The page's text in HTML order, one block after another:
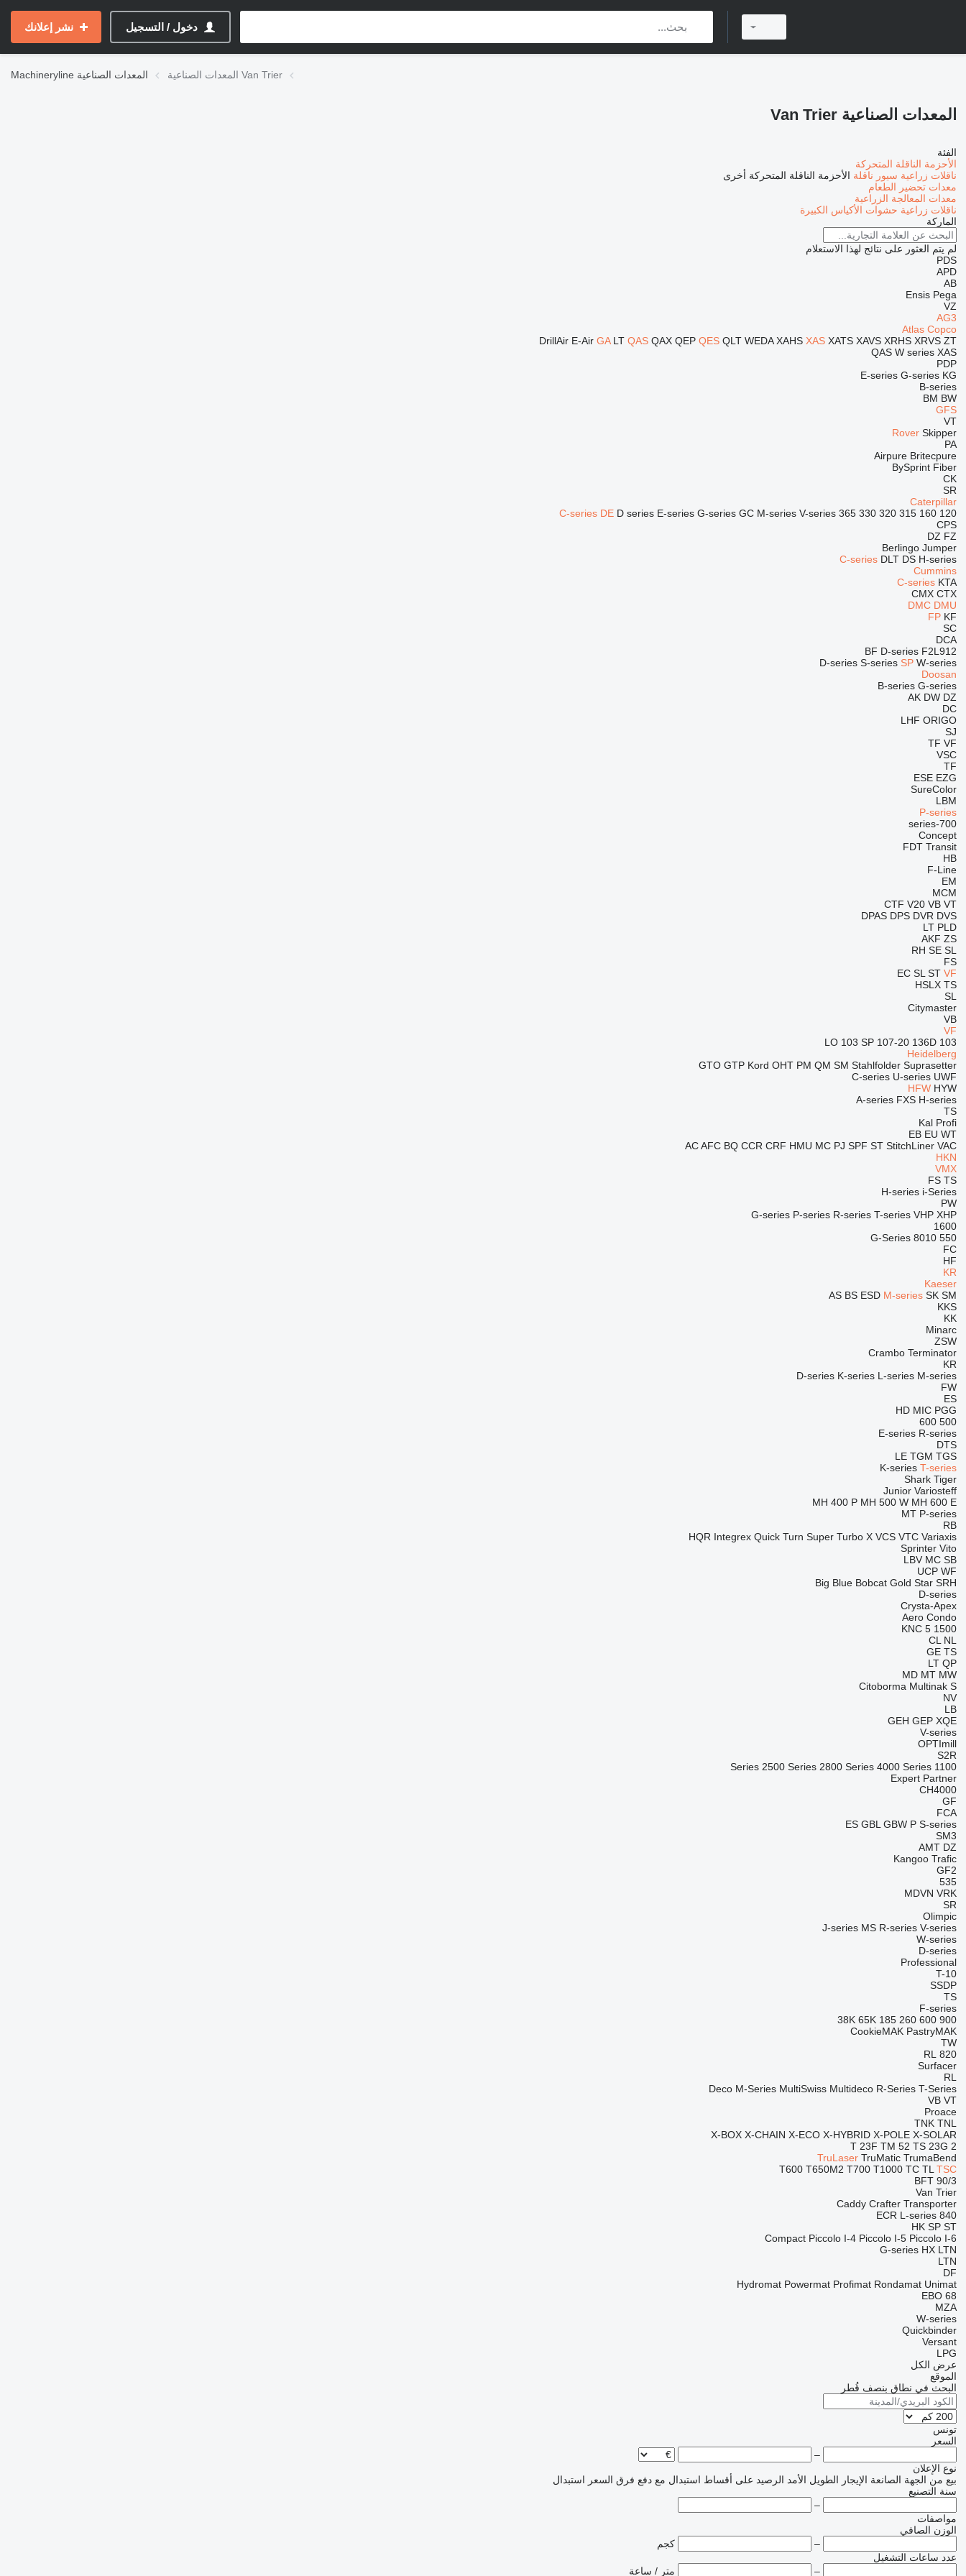
دخول / التسجيل نشر إعلانك
Machineryline المعدات الصناعية المعدات الصناعية Van Trier
المعدات الصناعية Van Trier
الفئة
الأحزمة الناقلة المتحركة
ناقلات زراعية سيور ناقلة الأحزمة الناقلة المتحركة أخرى
معدات تحضير الطعام
معدات المعالجة الزراعية
ناقلات زراعية حشوات الأكياس الكبيرة
الماركة
لم يتم العثور على نتائج لهذا الاستعلام
PDS
APD
AB
Ensis Pega
VZ
AG3
Atlas Copco
DrillAir E-Air GA LT QAS QAX QEP QES QLT WEDA XAHS XAS XATS XAVS XRHS XRVS ZT
QAS W series XAS
PDP
E-series G-series KG
B-series
BM BW
GFS
VT
Rover Skipper
PA
Airpure Britecpure
BySprint Fiber
CK
SR
Caterpillar
120
160
315
320
330
365
C-series DE D series E-series G-series GC M-series V-series
CPS
DZ FZ
Berlingo Jumper
C-series DLT DS H-series
Cummins
C-series KTA
CMX CTX
DMC DMU
FP KF
SC
DCA
BF D-series F2L912
D-series S-series SP W-series
Doosan
B-series G-series
AK DW DZ
DC
LHF ORIGO
SJ
TF VF
VSC
TF
ESE EZG
SureColor
LBM
P-series
700-series
Concept
FDT Transit
HB
F-Line
EM
MCM
CTF V20 VB VT
DPAS DPS DVR DVS
LT PLD
AKF ZS
RH SE SL
FS
EC SL ST VF
HSLX TS
SL
Citymaster
VB
VF
103 LO
103 SP 107-20 136D
Heidelberg
GTO GTP Kord OHT PM QM SM Stahlfolder Suprasetter
C-series U-series UWF
HFW HYW
A-series FXS H-series
TS
Kal Profi
EB EU WT
AC AFC BQ CCR CRF HMU MC PJ SPF ST StitchLiner VAC
HKN
VMX
FS TS
H-series i-Series
PW
G-series P-series R-series T-series VHP XHP
1600
550
8010
G-Series
FC
HF
KR
Kaeser
AS BS ESD M-series SK SM
KKS
KK
Minarc
ZSW
Crambo Terminator
KR
D-series K-series L-series M-series
FW
ES
HD MIC PGG
500
600
E-series R-series
DTS
LE TGM TGS
K-series T-series
Shark Tiger
Junior Variosteff
MH 400 P MH 500 W MH 600 E
MT P-series
RB
HQR Integrex Quick Turn Super Turbo X VCS VTC Variaxis
Sprinter Vito
LBV MC SB
UCP WF
Big Blue Bobcat Gold Star SRH
D-series
Crysta-Apex
Aero Condo
KNC 5 1500
CL NL
GE TS
LT QP
MD MT MW
Citoborma Multinak S
NV
LB
GEH GEP XQE
V-series
OPTImill
S2R
1100 Series
2500 Series 2800 Series 4000 Series
Expert Partner
CH4000
GF
FCA
ES GBL GBW P S-series
SM3
AMT DZ
Kangoo Trafic
GF2
535
MDVN VRK
SR
Olimpic
J-series MS R-series V-series
W-series
D-series
Professional
T-10
SSDP
TS
F-series
38K 65K 185 260 600 900
CookieMAK PastryMAK
TW
820
RL
Surfacer
RL
Deco M-Series MultiSwiss Multideco R-Series T-Series
VB VT
Proace
TNK TNL
X-BOX X-CHAIN X-ECO X-HYBRID X-POLE X-SOLAR
T 23F TM 52 TS 23G 2
TruLaser TruMatic TrumaBend
T600 T650M2 T700 T1000 TC TL TSC
BFT 90/3
Van Trier
Caddy Crafter Transporter
840
ECR L-series
HK SP ST
Compact Piccolo I-4 Piccolo I-5 Piccolo I-6
G-series HX LTN
LTN
DF
Hydromat Powermat Profimat Rondamat Unimat
EBO 68
MZA
W-series
Quickbinder
Versant
LPG
عرض الكل
الموقع
البحث في نطاق بنصف قُطر
تونس
السعر
–
نوع الإعلان
بيع من الجهة الصانعة الإيجار الطويل الأمد الرصيد على أقساط استبدال مع دفع فرق السعر استبدال
سنة التصنيع
–
مواصفات
الوزن الصافي
–
كجم
عدد ساعات التشغيل
–
متر / ساعة